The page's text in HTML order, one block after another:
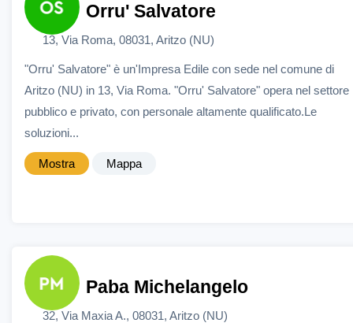
Orru' Salvatore
13, Via Roma, 08031, Aritzo (NU)
"Orru' Salvatore" è un'Impresa Edile con sede nel comune di
Aritzo (NU) in 13, Via Roma. "Orru' Salvatore" opera nel settore
pubblico e privato, con personale altamente qualificato.Le
soluzioni...
Mostra Mappa
Paba Michelangelo
32, Via Maxia A., 08031, Aritzo (NU)